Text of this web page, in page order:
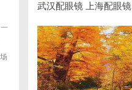
武汉配眼镜 上海配眼镜